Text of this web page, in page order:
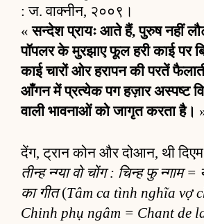
: ज. वाक्नीन, २००९।
«सन्देश प्रायः आते हैं, पुरुष नहीं
पॉपलर के मुरझाए फूल हरी काई पर
काई चारों ओर हरापन की परतें
आँगन में प्रत्येक पग हज़ार अस्पष्ट
वाली भावनाओं को जागृत करता है।
देंग, ट्रान कोन और दोआन, थी
तीन्ह न्ग्या वो चोंग : चिन्ह फु न्गाम =
का गीत(Tâm ca tình nghĩa vợ
Chinh phụ ngâm = Chant de